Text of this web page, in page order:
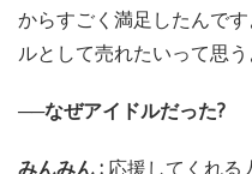
からすごく満足したんで
ルとして売れたいって思う
──なぜアイドルだった?
みんみん : 応援してくれる